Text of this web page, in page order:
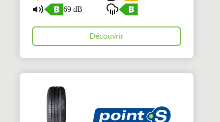
69 dB
Découvrir